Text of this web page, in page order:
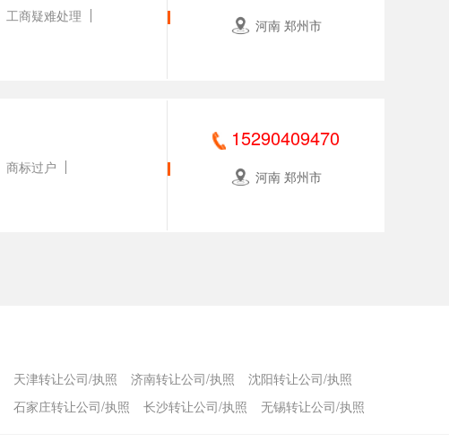
工商疑难处理
河南 郑州市
商标过户
15290409470
河南 郑州市
天津转让公司/执照 济南转让公司/执照
沈阳转让公司/执照
石家庄转让公司/执照 长沙转让公司/执照 无锡转让公司/执照